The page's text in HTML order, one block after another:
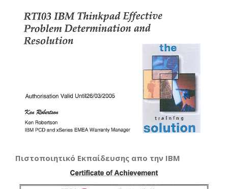
Πιστοποιητικό Εκπαίδευσης απο την IBM